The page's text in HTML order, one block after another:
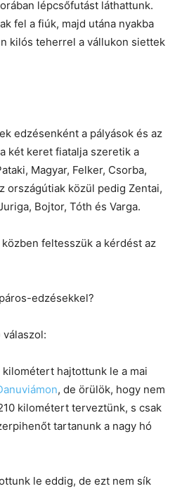
lépcsőfutást láthattunk.
fel a fiúk, majd utána nyakba
kilós teherrel a vállukon siettek
edzésenként a pályások és az
két keret fiatalja szeretik a
Magyar, Felker, Csorba,
országútiak közül pedig Zentai,
Bojtor, Tóth és Varga.
feltesszük a kérdést az
edzésekkel?
válaszol:
hajtottunk le a mai
, de örülök, hogy nem
kilométert terveztünk, s csak
tartanunk a nagy hó
le eddig, de ezt nem sík